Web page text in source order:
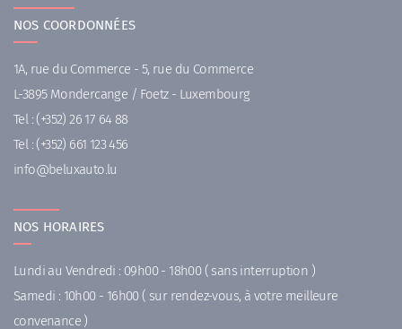
NOS COORDONNÉES
1A, rue du Commerce - 5, rue du Commerce
L-3895 Mondercange / Foetz - Luxembourg
Tel : (+352) 26 17 64 88
Tel : (+352) 661 123 456
ul.otuax
uleb@of
ni
NOS HORAIRES
Lundi au Vendredi : 09h00 - 18h00 ( sans interruption )
Samedi : 10h00 - 16h00 ( sur rendez-vous, à votre meilleure
convenance )